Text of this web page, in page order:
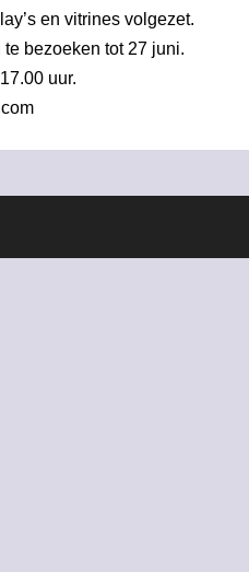
en vitrines volgezet.
bezoeken tot 27 juni.
uur.